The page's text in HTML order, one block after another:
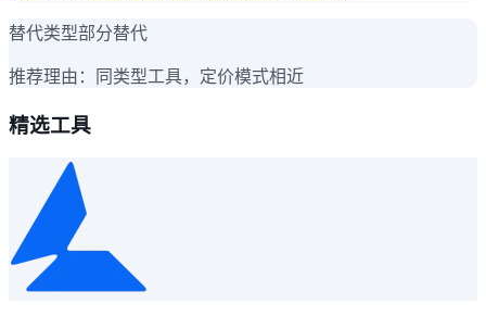
替代类型部分替代
推荐理由： 同类型工具，定价模式相近
精选工具